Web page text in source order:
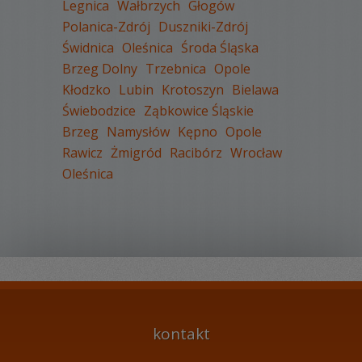
WYŚWIETLEŃ:
1609
KOMENTARZY:0
Legnica Wałbrzych Głogów
Polanica-Zdrój Duszniki-Zdrój
Świdnica Oleśnica Środa Śląska
Brzeg Dolny Trzebnica Opole
Kłodzko Lubin Krotoszyn Bielawa
Świebodzice Ząbkowice Śląskie
Brzeg Namysłów Kępno Opole
Rawicz Żmigród Racibórz Wrocław
Oleśnica
kontakt